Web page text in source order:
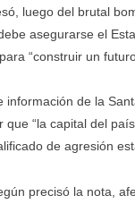
luego del brutal
asegurarse el
“construir un
información de la
que “la capital del
de agresión
precisó la nota,